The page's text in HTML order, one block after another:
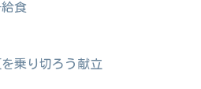
食
乗り切ろう献立